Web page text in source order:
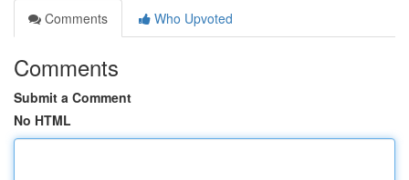
Comments
Who Upvoted
Comments
Submit a Comment
No HTML